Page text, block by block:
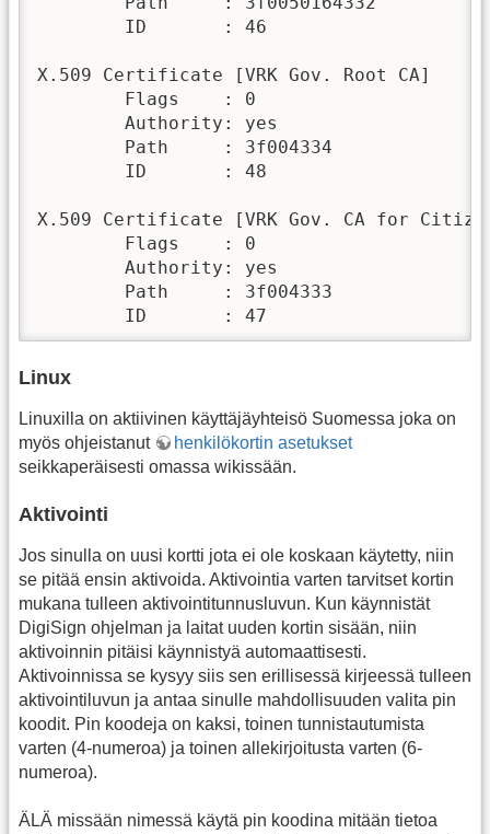
        ID       : 46
X.509 Certificate [VRK Gov. Root CA]
        Flags    : 0
        Authority: yes
        Path     : 3f004334
        ID       : 48
X.509 Certificate [VRK Gov. CA for
        Flags    : 0
        Authority: yes
        Path     : 3f004333
        ID       : 47
Linux
Linuxilla on aktiivinen käyttäjäyhteisö Suomessa joka on
myös ohjeistanut
henkilökortin asetukset
seikkaperäisesti omassa wikissään.
Aktivointi
Jos sinulla on uusi kortti jota ei ole koskaan käytetty, niin
se pitää ensin aktivoida. Aktivointia varten tarvitset kortin
mukana tulleen aktivointitunnusluvun. Kun käynnistät
DigiSign ohjelman ja laitat uuden kortin sisään, niin
aktivoinnin pitäisi käynnistyä automaattisesti.
Aktivoinnissa se kysyy siis sen erillisessä kirjeessä tulleen
aktivointiluvun ja antaa sinulle mahdollisuuden valita pin
koodit. Pin koodeja on kaksi, toinen tunnistautumista
varten (4-numeroa) ja toinen allekirjoitusta varten (6-
numeroa).
ÄLÄ missään nimessä käytä pin koodina mitään tietoa